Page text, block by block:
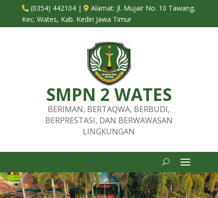
 (0354) 442104|  Alamat: Jl. Mujair No. 10 Tawang,
Kec. Wates, Kab. Kediri Jawa Timur
SMPN 2 WATES
BERIMAN, BERTAQWA, BERBUDI,
BERPRESTASI, DAN BERWAWASAN
LINGKUNGAN